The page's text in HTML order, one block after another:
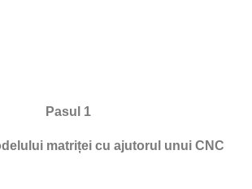
Pasul 1
matriței cu ajutorul unui CNC